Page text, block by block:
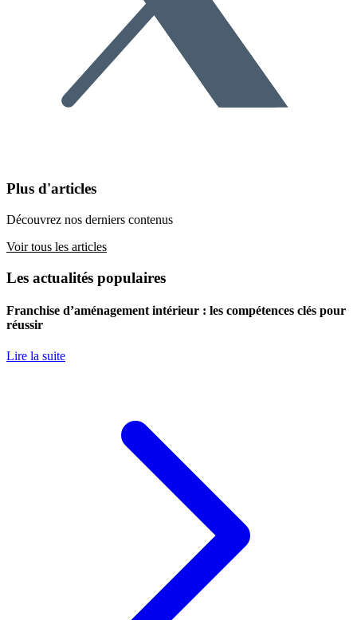
Plus d'articles
Découvrez nos derniers contenus
Voir tous les articles
Les actualités populaires
Franchise d’aménagement intérieur : les compétences clés pour
réussir
Lire la suite